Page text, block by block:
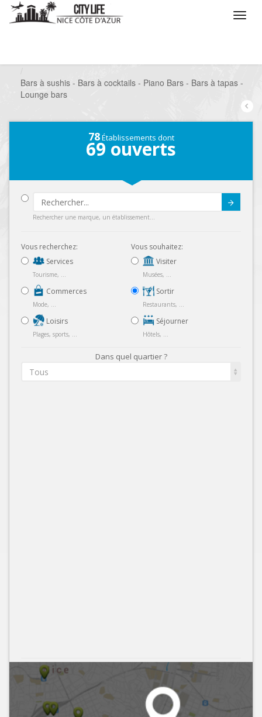
Bars à sushis - Bars à cocktails - Piano Bars - Bars à tapas -
Lounge bars
78Établissements dont
69 ouverts
Rechercher une marque, un établissement...
Vous recherchez:
Services
Tourisme, ...
Commerces
Mode, ...
Loisirs
Plages, sports, ...
Vous souhaitez:
Visiter
Musées, ...
Sortir
Restaurants, ...
Séjourner
Hôtels, ...
Dans quel quartier ?
Tous